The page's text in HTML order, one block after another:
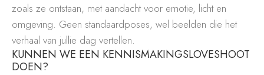
zoals ze ontstaan, met aandacht voor emotie, licht en
omgeving. Geen standaardposes, wel beelden die het
verhaal van jullie dag vertellen.
KUNNEN WE EEN KENNISMAKINGSLOVESHOOT
DOEN?